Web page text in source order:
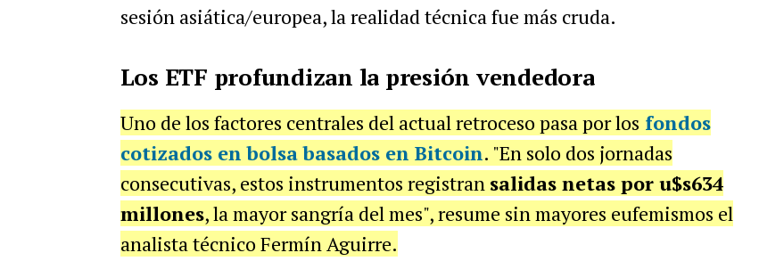
sesión asiática/europea, la realidad técnica fue más cruda.
Los ETF profundizan la presión vendedora
Uno de los factores centrales del actual retroceso pasa por los fondos
cotizados en bolsa basados en Bitcoin. "En solo dos jornadas
consecutivas, estos instrumentos registran salidas netas por u$s634
millones, la mayor sangría del mes", resume sin mayores eufemismos el
analista técnico Fermín Aguirre.